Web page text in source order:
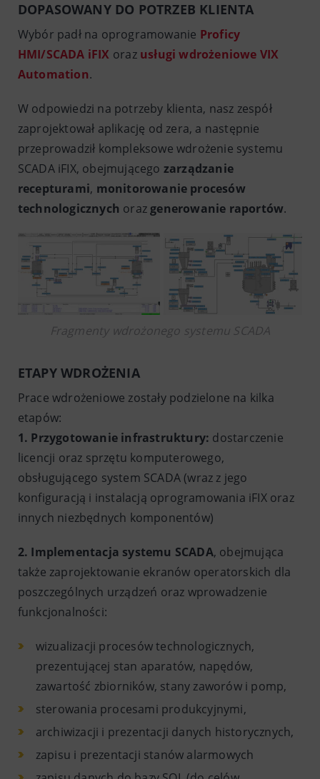
DOPASOWANY DO POTRZEB KLIENTA
Wybór padł na oprogramowanie Proficy
HMI/SCADA iFIX oraz usługi wdrożeniowe VIX
Automation.
W odpowiedzi na potrzeby klienta, nasz zespół
zaprojektował aplikację od zera, a następnie
przeprowadził kompleksowe wdrożenie systemu
SCADA iFIX, obejmującego zarządzanie
recepturami, monitorowanie procesów
technologicznych oraz generowanie raportów.
Fragmenty wdrożonego systemu SCADA
ETAPY WDROŻENIA
Prace wdrożeniowe zostały podzielone na kilka
etapów:
1. Przygotowanie infrastruktury: dostarczenie
licencji oraz sprzętu komputerowego,
obsługującego system SCADA (wraz z jego
konfiguracją i instalacją oprogramowania iFIX oraz
innych niezbędnych komponentów)
2. Implementacja systemu SCADA, obejmująca
także zaprojektowanie ekranów operatorskich dla
poszczególnych urządzeń oraz wprowadzenie
funkcjonalności:
wizualizacji procesów technologicznych,
prezentującej stan aparatów, napędów,
zawartość zbiorników, stany zaworów i pomp,
sterowania procesami produkcyjnymi,
archiwizacji i prezentacji danych historycznych,
zapisu i prezentacji stanów alarmowych